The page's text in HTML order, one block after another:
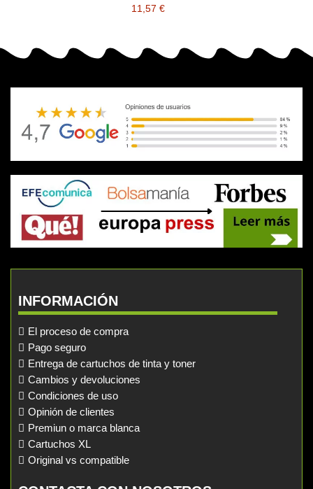
11,57 €
INFORMACIÓN
El proceso de compra
Pago seguro
Entrega de cartuchos de tinta y toner
Cambios y devoluciones
Condiciones de uso
Opinión de clientes
Premiun o marca blanca
Cartuchos XL
Original vs compatible